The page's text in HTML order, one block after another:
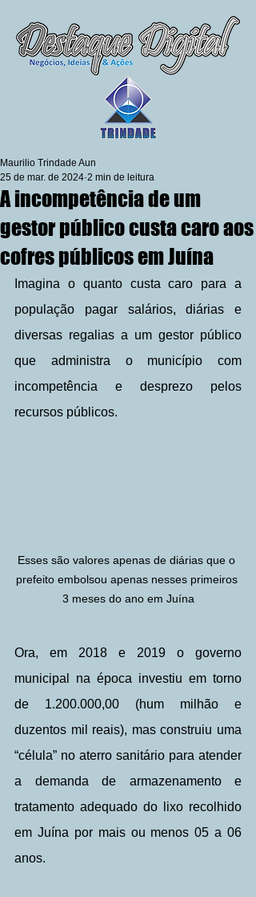
A incompetência de um
gestor público custa caro aos
cofres públicos em Juína
Maurilio Trindade Aun
25 de mar. de 2024 2 min de leitura
Imagina o quanto custa caro para a
população pagar salários, diárias e
diversas regalias a um gestor público
que administra o município com
incompetência e desprezo pelos
recursos públicos.
Esses são valores apenas de diárias que o
prefeito embolsou apenas nesses primeiros
3 meses do ano em Juína
Ora, em 2018 e 2019 o governo
municipal na época investiu em torno
de 1.200.000,00 (hum milhão e
duzentos mil reais), mas construiu uma
“célula” no aterro sanitário para atender
a demanda de armazenamento e
tratamento adequado do lixo recolhido
em Juína por mais ou menos 05 a 06
anos.